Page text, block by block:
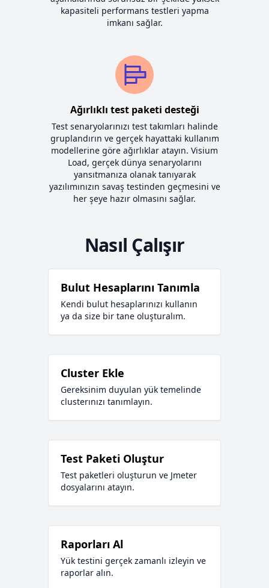
kapasiteli performans testleri yapma
imkanı sağlar.
Ağırlıklı test paketi desteği
Test senaryolarınızı test takımları halinde
gruplandırın ve gerçek hayattaki kullanım
modellerine göre ağırlıklar atayın. Visium
Load, gerçek dünya senaryolarını
yansıtmanıza olanak tanıyarak
yazılımınızın savaş testinden geçmesini ve
her şeye hazır olmasını sağlar.
Nasıl Çalışır
Bulut Hesaplarını Tanımla
Kendi bulut hesaplarınızı kullanın
ya da size bir tane oluşturalım.
Cluster Ekle
Gereksinim duyulan yük temelinde
clusterınızı tanımlayın.
Test Paketi Oluştur
Test paketleri oluşturun ve Jmeter
dosyalarını atayın.
Raporları Al
Yük testini gerçek zamanlı izleyin ve
raporlar alın.